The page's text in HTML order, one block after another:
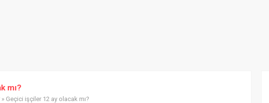
mı?
» Geçici işçiler 12 ay olacak mı?